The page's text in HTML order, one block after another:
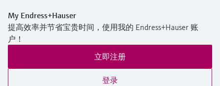
My Endress+Hauser
提高效率并节省宝贵时间，使用我的 Endress+Hauser 账
户！
立即注册
登录